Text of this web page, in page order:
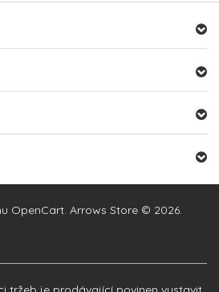
OpenCart. Arrows Store © 2026.